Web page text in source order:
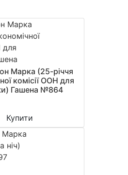
Марка (25-річчя
комісії ООН для
Гашена №864
Купити